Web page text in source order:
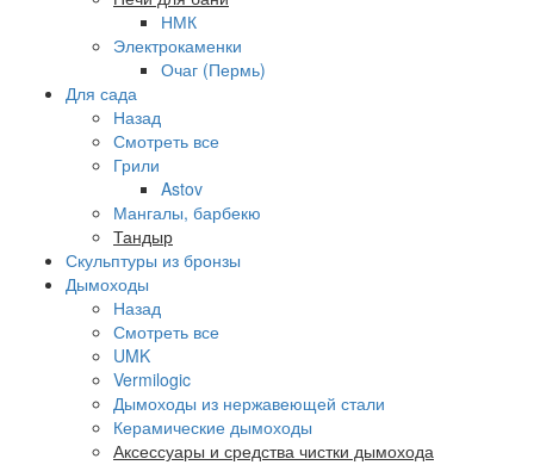
НМК
Электрокаменки
Очаг (Пермь)
Для сада
Назад
Смотреть все
Грили
Astov
Мангалы, барбекю
Тандыр
Скульптуры из бронзы
Дымоходы
Назад
Смотреть все
UMK
Vermilogic
Дымоходы из нержавеющей стали
Керамические дымоходы
Аксессуары и средства чистки дымохода